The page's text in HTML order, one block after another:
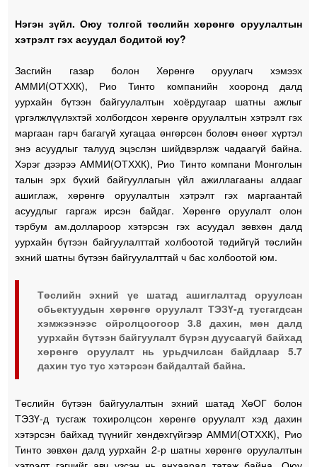
Нэгэн зүйл. Оюу толгой төслийн хөрөнгө оруулалтын
хэтрэлт гэх асуудал бодитой юу?
Засгийн газар болон Хөрөнгө оруулагч хэмээх
АММИ(ОТХХК), Рио Тинто компанийн хооронд далд
уурхайн бүтээн байгуулалтын хоёрдугаар шатны ажлыг
үргэлжлүүлэхтэй холбогдсон хөрөнгө оруулалтын хэтрэлт гэх
маргаан гарч багагүй хугацаа өнгөрсөн боловч өнөөг хүртэл
энэ асуудлыг талууд эцэслэн шийдвэрлэж чадаагүй байна.
Хэрэг дээрээ АММИ(ОТХХК), Рио Тинто компани Монголын
талын эрх бүхий байгууллагын үйл ажиллагааны алдааг
ашиглаж, хөрөнгө оруулалтын хэтрэлт гэх маргаантай
асуудлыг гаргаж ирсэн байдаг. Хөрөнгө оруулалт олон
тэрбум ам.доллароор хэтэрсэн гэх асуудал зөвхөн далд
уурхайн бүтээн байгуулалттай холбоотой төдийгүй төслийн
эхний шатны бүтээн байгуулалттай ч бас холбоотой юм.
Төслийн эхний үе шатад ашиглалтад оруулсан
обьектуудын хөрөнгө оруулалт ТЭЗҮ-д тусгагдсан
хэмжээнээс ойролцоогоор 3.8 дахин, мөн далд
уурхайн бүтээн байгуулалт бүрэн дуусаагүй байхад
хөрөнгө оруулалт нь урьдчилсан байдлаар 5.7
дахин тус тус хэтэрсэн байдалтай байна.
Төслийн бүтээн байгуулалтын эхний шатад ХөОГ болон
ТЭЗҮ-д тусгаж тохиролцсон хөрөнгө оруулалт хэд дахин
хэтэрсэн байхад түүнийг хөндөхгүйгээр АММИ(ОТХХК), Рио
Тинто зөвхөн далд уурхайн 2-р шатны хөрөнгө оруулалтын